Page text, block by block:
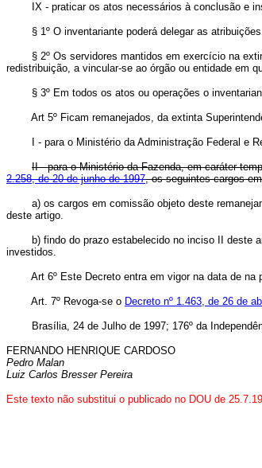
IX - praticar os atos necessários à conclusão e
§ 1º O inventariante poderá delegar as atribuições
§ 2º Os servidores mantidos em exercício na
redistribuição, a vincular-se ao órgão ou entidade em
§ 3º Em todos os atos ou operações o
Art 5º Ficam remanejados, da extinta
I - para o Ministério da Administração Federal e
II - para o Ministério da Fazenda, em caráter
2.258, de 20 de junho de 1997, os seguintes cargos
a) os cargos em comissão objeto deste
deste artigo.
b) findo do prazo estabelecido no inciso II deste
investidos.
Art 6º Este Decreto entra em vigor na data de na
Art. 7º Revoga-se o Decreto nº 1.463, de 26 de
Brasília, 24 de Julho de 1997; 176º da
FERNANDO HENRIQUE CARDOSO
Pedro Malan
Luiz Carlos Bresser Pereira
Este texto não substitui o publicado no DOU de